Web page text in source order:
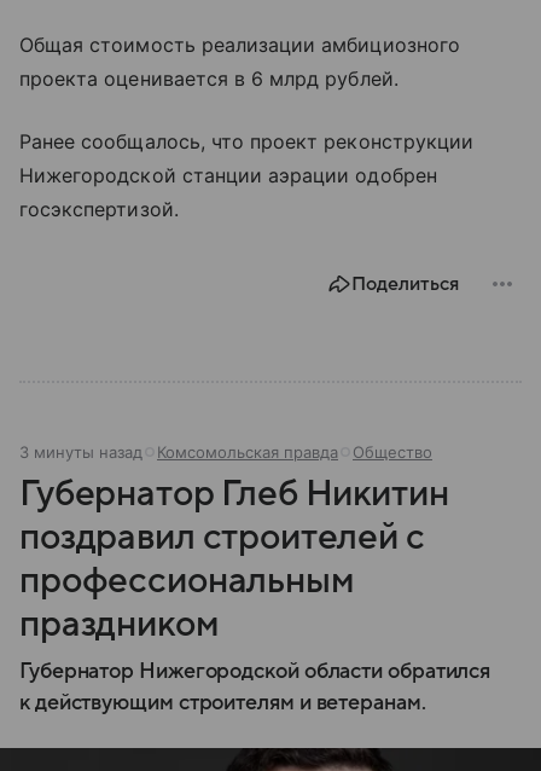
Общая стоимость реализации амбициозного
проекта оценивается в 6 млрд рублей.
Ранее сообщалось, что проект реконструкции
Нижегородской станции аэрации одобрен
госэкспертизой.
Поделиться
3 минуты назад Комсомольская правда Общество
Губернатор Глеб Никитин
поздравил строителей с
профессиональным
праздником
Губернатор Нижегородской области обратился
к действующим строителям и ветеранам.